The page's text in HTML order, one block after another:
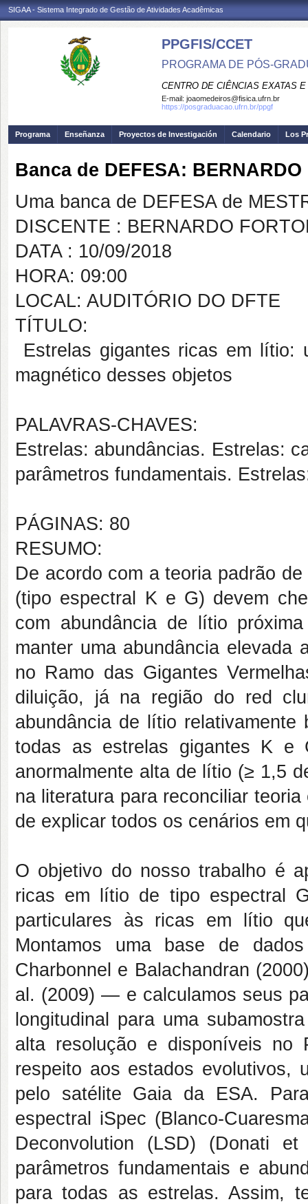
SIGAA - Sistema Integrado de Gestão de Atividades Acadêmicas
PPGFIS/CCET
PROGRAMA DE PÓS-
CENTRO DE CIÊNCIAS EXATAS
E-mail: joaomedeiros@fisica.ufrn.br
https://posgraduacao.ufrn.br/ppgf
Programa Enseñanza Proyectos de Investigación Calendario Los
Banca de DEFESA:
Uma banca de DEFESA de
DISCENTE : BERNARDO
DATA : 10/09/2018
HORA: 09:00
LOCAL: AUDITÓRIO DO DFTE
TÍTULO:
Estrelas gigantes ricas em lítio:
magnético desses objetos
PALAVRAS-CHAVES:
Estrelas: abundâncias. Estrelas:
parâmetros fundamentais.
PÁGINAS: 80
RESUMO:
De acordo com a teoria padrão
(tipo espectral K e G) devem
com abundância de lítio
manter uma abundância elevada
no Ramo das Gigantes
diluição, já na região do red
abundância de lítio relativamente
todas as estrelas gigantes K e
anormalmente alta de lítio (≥ 1,5
na literatura para reconciliar
de explicar todos os cenários em
O objetivo do nosso trabalho é
ricas em lítio de tipo espectral
particulares às ricas em lítio
Montamos uma base de
Charbonnel e Balachandran
al. (2009) — e calculamos seus
longitudinal para uma
alta resolução e disponíveis
respeito aos estados evolutivos,
pelo satélite Gaia da ESA.
espectral iSpec (Blanco-
Deconvolution (LSD) (Donati
parâmetros fundamentais e
para todas as estrelas. Assim,